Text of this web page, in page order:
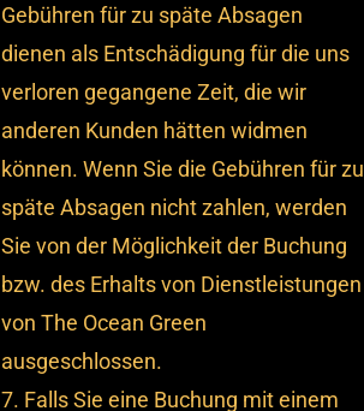
Gebühren für zu späte Absagen
dienen als Entschädigung für die uns
verloren gegangene Zeit, die wir
anderen Kunden hätten widmen
können. Wenn Sie die Gebühren für zu
späte Absagen nicht zahlen, werden
Sie von der Möglichkeit der Buchung
bzw. des Erhalts von Dienstleistungen
von The Ocean Green
ausgeschlossen.
7. Falls Sie eine Buchung mit einem